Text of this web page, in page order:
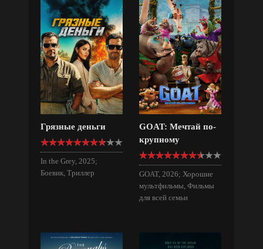
Грязные деньги
In the Grey, 2025;
Боевик, Триллер
GOAT: Мечтай по-
крупному
GOAT, 2026; Хорошие
мультфильмы, Фильмы
для всей семьи